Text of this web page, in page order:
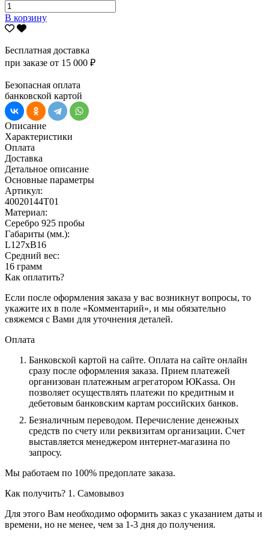
В корзину
Бесплатная доставка
при заказе от 15 000 ₽
Безопасная оплата
банковской картой
Описание
Характеристики
Оплата
Доставка
Детальное описание
Основные параметры
Артикул:
40020144Т01
Материал:
Серебро 925 пробы
Габариты (мм.):
L127хB16
Средний вес:
16 грамм
Как оплатить?
Если после оформления заказа у вас возникнут вопросы, то
укажите их в поле «Комментарий», и мы обязательно
свяжемся с Вами для уточнения деталей.
Оплата
Банковской картой на сайте. Оплата на сайте онлайн
сразу после оформления заказа. Прием платежей
организован платежным агрегатором ЮKassa. Он
позволяет осуществлять платежи по кредитным и
дебетовым банковским картам российских банков.
Безналичным переводом. Перечисление денежных
средств по счету или реквизитам организации. Счет
выставляется менеджером интернет-магазина по
запросу.
Мы работаем по 100% предоплате заказа.
Как получить? 1. Самовывоз
Для этого Вам необходимо оформить заказ с указанием даты и
времени, но не менее, чем за 1-3 дня до получения.